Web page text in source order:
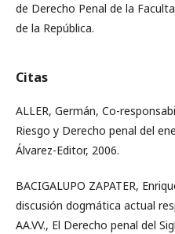
de Derecho Penal de la
de la República.
Citas
ALLER, Germán, Co-
Riesgo y Derecho penal del
Álvarez-Editor, 2006.
BACIGALUPO ZAPATER,
discusión dogmática actual
AA.VV., El Derecho penal del